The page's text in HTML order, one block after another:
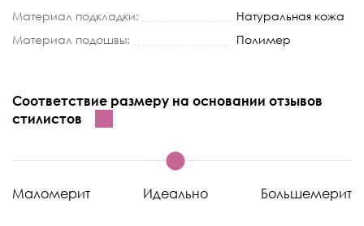
Материал подкладки:
Натуральная кожа
Материал подошвы:
Полимер
Соответствие размеру на основании отзывов
стилистов
Маломерит Идеально Большемерит